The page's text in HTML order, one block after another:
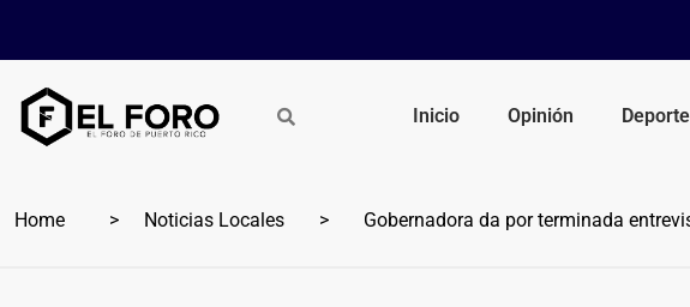
Inicio Opinión
Home Noticias Locales Gobernadora da por terminada